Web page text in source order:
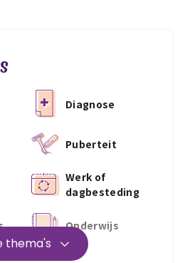
Diagnose
Puberteit
Werk of
dagbesteding
Onderwijs
thema's